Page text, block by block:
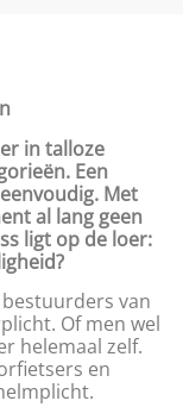
in talloze
Een
Met
al lang geen
ligt op de loer:
van
Of men wel
helemaal zelf.
en